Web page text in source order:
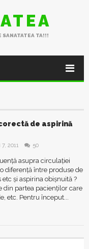
SANATATEA TA!!!
de aspirină
2011 50
asupra circulației
diferență între produse de
și aspirina obișnuită ?
din partea pacienților care
etc. Pentru început...